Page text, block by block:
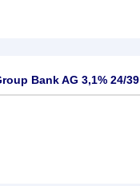
Bank AG 3,1% 24/39